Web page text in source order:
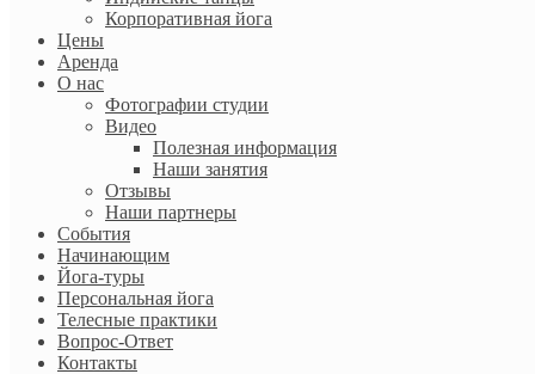
Корпоративная йога
Цены
Аренда
О нас
Фотографии студии
Видео
Полезная информация
Наши занятия
Отзывы
Наши партнеры
События
Начинающим
Йога-туры
Персональная йога
Телесные практики
Вопрос-Ответ
Контакты